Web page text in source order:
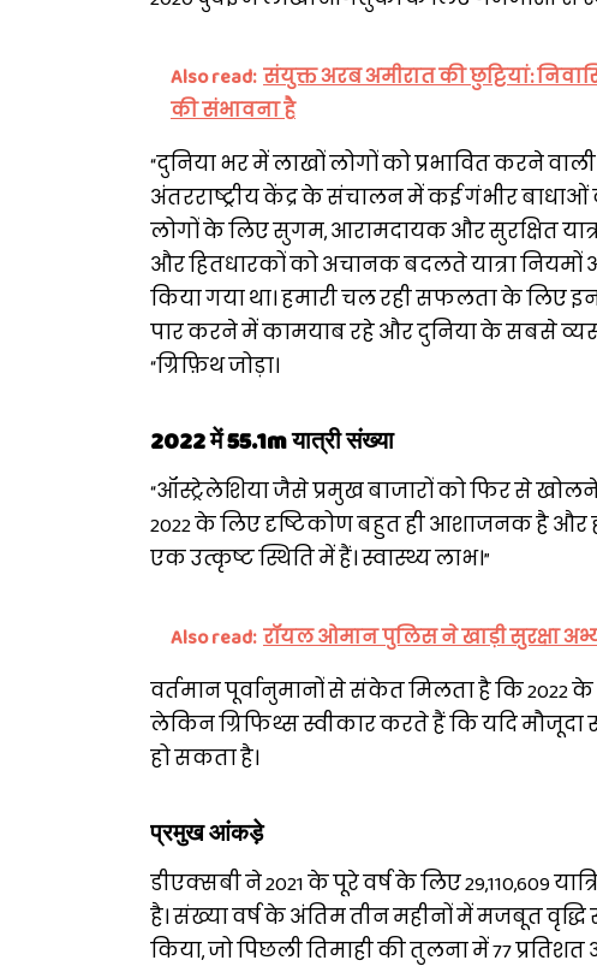
Also read: संयुक्त अरब अमीरात की छुट्टियां:
की संभावना है
“दुनिया भर में लाखों लोगों को प्रभावित करने
अंतरराष्ट्रीय केंद्र के संचालन में कई गंभीर
लोगों के लिए सुगम, आरामदायक और सुरक्षित यात्रा
और हितधारकों को अचानक बदलते यात्रा
किया गया था। हमारी चल रही सफलता के लिए
पार करने में कामयाब रहे और दुनिया के सबसे
“ग्रिफ़िथ जोड़ा।
2022 में 55.1m यात्री संख्या
“ऑस्ट्रेलेशिया जैसे प्रमुख बाजारों को फिर से
2022 के लिए दृष्टिकोण बहुत ही आशाजनक है और
एक उत्कृष्ट स्थिति में हैं। स्वास्थ्य लाभ।”
Also read: रॉयल ओमान पुलिस ने खाड़ी सुरक्षा
वर्तमान पूर्वानुमानों से संकेत मिलता है कि
लेकिन ग्रिफिथ्स स्वीकार करते हैं कि यदि
हो सकता है।
प्रमुख आंकड़े
डीएक्सबी ने 2021 के पूरे वर्ष के लिए 29,110,609
है। संख्या वर्ष के अंतिम तीन महीनों में मजबूत वृद्धि से
किया, जो पिछली तिमाही की तुलना में 77 प्रतिशत